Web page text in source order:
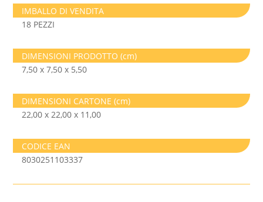
IMBALLO DI VENDITA
18 PEZZI
DIMENSIONI PRODOTTO (cm)
7,50 x 7,50 x 5,50
DIMENSIONI CARTONE (cm)
22,00 x 22,00 x 11,00
CODICE EAN
8030251103337